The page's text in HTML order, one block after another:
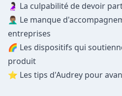
🤰🏻 La culpabilité de devoir
🤦🏽‍♂️ Le manque
entreprises
🌈 Les dispositifs qui
produit
⭐️ Les tips d'Audrey pour